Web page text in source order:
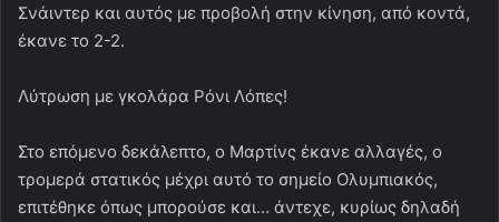
Σνάιντερ και αυτός με προβολή στην κίνηση, από κοντά,
έκανε το 2-2.
Λύτρωση με γκολάρα Ρόνι Λόπες!
Στο επόμενο δεκάλεπτο, ο Μαρτίνς έκανε αλλαγές, ο
τρομερά στατικός μέχρι αυτό το σημείο Ολυμπιακός,
επιτέθηκε όπως μπορούσε και… άντεχε, κυρίως δηλαδή